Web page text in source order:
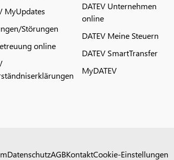
MyUpdates
Störungen
online
DATEV Unternehmen
online
DATEV Meine Steuern
DATEV SmartTransfer
MyDATEV
DatenschutzAGBKontaktCookie-Einstellungen